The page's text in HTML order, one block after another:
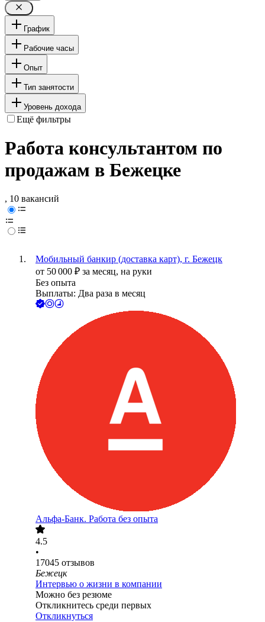
График
Рабочие часы
Опыт
Тип занятости
Уровень дохода
Ещё фильтры
Работа консультантом по
продажам в Бежецке
, 10 вакансий
Мобильный банкир (доставка карт), г. Бежецк
от 50 000 ₽ за месяц, на руки
Без опыта
Выплаты: Два раза в месяц
Альфа-Банк. Работа без опыта
4.5
•
17045 отзывов
Бежецк
Интервью о жизни в компании
Можно без резюме
Откликнитесь среди первых
Откликнуться